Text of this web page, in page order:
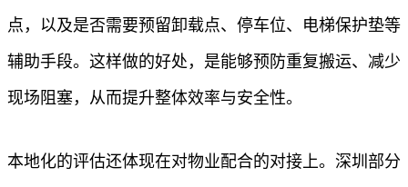
点，以及是否需要预留卸载点、停车位、电梯保护垫等
辅助手段。这样做的好处，是能够预防重复搬运、减少
现场阻塞，从而提升整体效率与安全性。
本地化的评估还体现在对物业配合的对接上。深圳部分